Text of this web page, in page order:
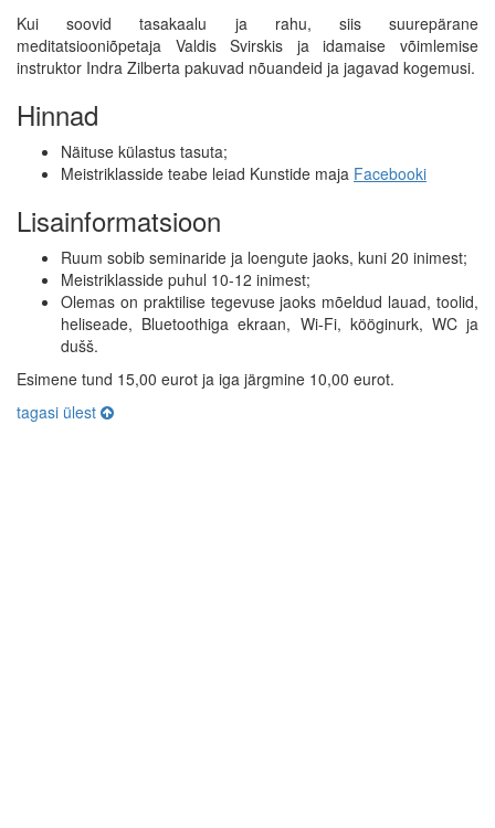
Kui soovid tasakaalu ja rahu, siis suurepärane
meditatsiooniõpetaja Valdis Svirskis ja idamaise võimlemise
instruktor Indra Zilberta pakuvad nõuandeid ja jagavad kogemusi.
Hinnad
Näituse külastus tasuta;
Meistriklasside teabe leiad Kunstide maja Facebooki
Lisainformatsioon
Ruum sobib seminaride ja loengute jaoks, kuni 20 inimest;
Meistriklasside puhul 10-12 inimest;
Olemas on praktilise tegevuse jaoks mõeldud lauad, toolid,
heliseade, Bluetoothiga ekraan, Wi-Fi, kööginurk, WC ja
dušš.
Esimene tund 15,00 eurot ja iga järgmine 10,00 eurot.
tagasi ülest